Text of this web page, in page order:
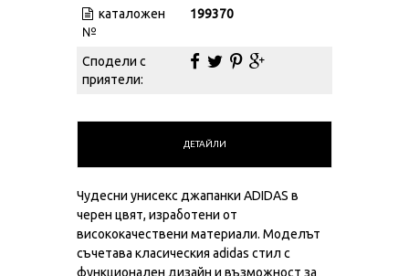
каталожен
№
199370
Сподели с
приятели:
ДЕТАЙЛИ
Чудесни унисекс джапанки ADIDAS в
черен цвят, изработени от
висококачествени материали. Моделът
съчетава класическия adidas стил с
функционален дизайн и възможност за